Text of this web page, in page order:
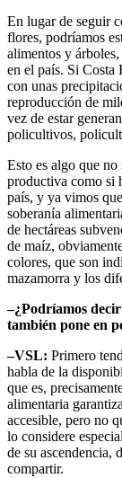
En lugar de seguir
flores, podríamos
alimentos y
en el país. Si Costa
con unas
reproducción de
vez de estar
policultivos,
Esto es algo que
productiva como si
país, y ya vimos
soberanía
de hectáreas
de maíz,
colores, que son
mazamorra y los
–¿Podríamos
también pone en
–VSL: Primero
habla de la
que es,
alimentaria
accesible, pero no
lo considere
de su ascendencia,
compartir.